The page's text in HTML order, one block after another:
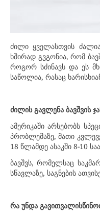
ძილი ყველასთვის
ხშირად გვგონია, რომ
როგორ სძინავს და ეს
საწოლია, რასაც
ძილის გავლენა ბავშვის
ამერიკაში არსებობს
პრობლემაზე, მათი
18 წლამდე ასაკში 8-10
ბავშვს, რომელსაც
სწავლაზე, საგნების
რა უნდა